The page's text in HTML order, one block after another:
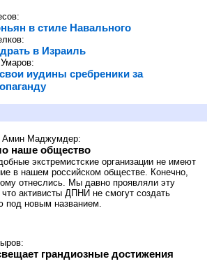
:
в стиле Навального
:
в Израиль
:
иудины сребреники за
Амин Маджумдер:
наше общество
экстремистские организации не имеют
в нашем российском обществе. Конечно,
отнеслись. Мы давно проявляли эту
активисты ДПНИ не смогут создать
под новым названием.
:
грандиозные достижения